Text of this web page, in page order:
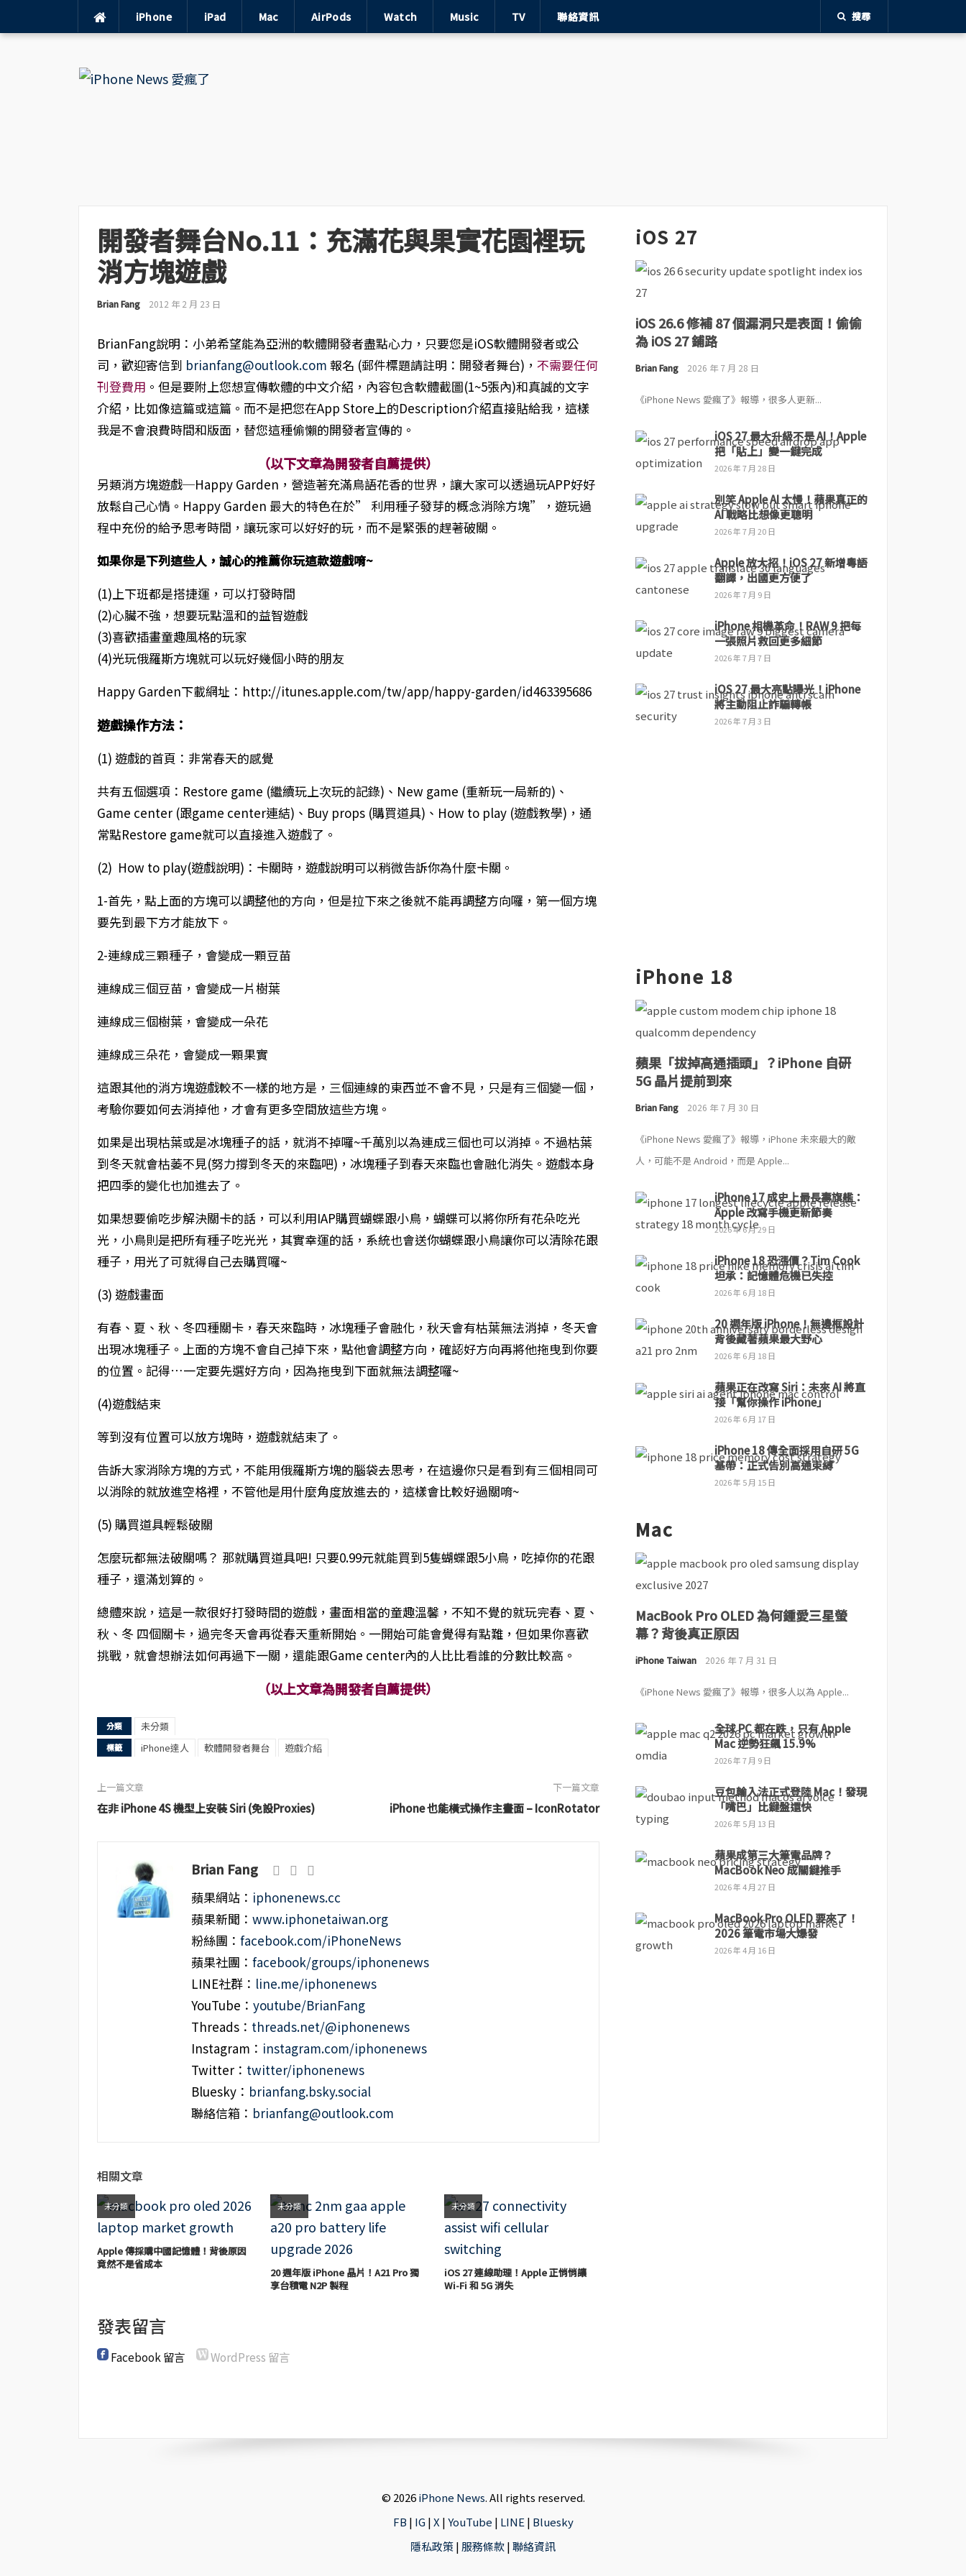
iPhone iPad Mac AirPods Watch Music TV 聯絡資訊 搜尋
開發者舞台No.11：充滿花與果實花園裡玩
消方塊遊戲
Brian Fang 2012 年 2 月 23 日
BrianFang說明：小弟希望能為亞洲的軟體開發者盡點心力，只要您是iOS軟體開發者或公
司，歡迎寄信到 brianfang@outlook.com 報名 (郵件標題請註明：開發者舞台)， 不需要任何
刊登費用 。但是要附上您想宣傳軟體的中文介紹，內容包含軟體截圖(1~5張內)和真誠的文字
介紹，比如像這篇或這篇。而不是把您在App Store上的Description介紹直接貼給我，這樣
我是不會浪費時間和版面，替您這種偷懶的開發者宣傳的。
（以下文章為開發者自薦提供）
另類消方塊遊戲─Happy Garden，營造著充滿鳥語花香的世界，讓大家可以透過玩APP好好
放鬆自己心情。Happy Garden 最大的特色在於” 利用種子發芽的概念消除方塊”，遊玩過
程中充份的給予思考時間，讓玩家可以好好的玩，而不是緊張的趕著破關。
如果你是下列這些人，誠心的推薦你玩這款遊戲唷~
(1)上下班都是搭捷運，可以打發時間
(2)心臟不強，想要玩點溫和的益智遊戲
(3)喜歡插畫童趣風格的玩家
(4)光玩俄羅斯方塊就可以玩好幾個小時的朋友
Happy Garden下載網址：http://itunes.apple.com/tw/app/happy-garden/id463395686
遊戲操作方法：
(1) 遊戲的首頁：非常春天的感覺
共有五個選項：Restore game (繼續玩上次玩的記錄)、New game (重新玩一局新的)、
Game center (跟game center連結)、Buy props (購買道具)、How to play (遊戲教學)，通
常點Restore game就可以直接進入遊戲了。
(2) How to play(遊戲說明)：卡關時，遊戲說明可以稍微告訴你為什麼卡關。
1-首先，點上面的方塊可以調整他的方向，但是拉下來之後就不能再調整方向囉，第一個方塊
要先到最下方才能放下。
2-連線成三顆種子，會變成一顆豆苗
連線成三個豆苗，會變成一片樹葉
連線成三個樹葉，會變成一朵花
連線成三朵花，會變成一顆果實
這跟其他的消方塊遊戲較不一樣的地方是，三個連線的東西並不會不見，只是有三個變一個，
考驗你要如何去消掉他，才會有更多空間放這些方塊。
如果是出現枯葉或是冰塊種子的話，就消不掉囉~千萬別以為連成三個也可以消掉。不過枯葉
到冬天就會枯萎不見(努力撐到冬天的來臨吧)，冰塊種子到春天來臨也會融化消失。遊戲本身
把四季的變化也加進去了。
如果想要偷吃步解決關卡的話，可以利用IAP購買蝴蝶跟小鳥，蝴蝶可以將你所有花朵吃光
光，小鳥則是把所有種子吃光光，其實幸運的話，系統也會送你蝴蝶跟小鳥讓你可以清除花跟
種子，用光了可就得自己去購買囉~
(3) 遊戲畫面
有春、夏、秋、冬四種關卡，春天來臨時，冰塊種子會融化，秋天會有枯葉無法消掉，冬天會
出現冰塊種子。上面的方塊不會自己掉下來，點他會調整方向，確認好方向再將他拖曳到你要
的位置。記得…一定要先選好方向，因為拖曳到下面就無法調整囉~
(4)遊戲結束
等到沒有位置可以放方塊時，遊戲就結束了。
告訴大家消除方塊的方式，不能用俄羅斯方塊的腦袋去思考，在這邊你只是看到有三個相同可
以消除的就放進空格裡，不管他是用什麼角度放進去的，這樣會比較好過關唷~
(5) 購買道具輕鬆破關
怎麼玩都無法破關嗎？ 那就購買道具吧! 只要0.99元就能買到5隻蝴蝶跟5小鳥，吃掉你的花跟
種子，還滿划算的。
總體來說，這是一款很好打發時間的遊戲，畫面相當的童趣溫馨，不知不覺的就玩完春、夏、
秋、冬 四個關卡，過完冬天會再從春天重新開始。一開始可能會覺得有點難，但如果你喜歡
挑戰，就會想辦法如何再過下一關，還能跟Game center內的人比比看誰的分數比較高。
（以上文章為開發者自薦提供）
分類 未分類
標籤 iPhone達人 軟體開發者舞台 遊戲介紹
上一篇文章
在非 iPhone 4S 機型上安裝 Siri (免設Proxies)
下一篇文章
iPhone 也能橫式操作主畫面 – IconRotator
Brian Fang
蘋果網站： iphonenews.cc
蘋果新聞： www.iphonetaiwan.org
粉絲團： facebook.com/iPhoneNews
蘋果社團： facebook/groups/iphonenews
LINE社群： line.me/iphonenews
YouTube： youtube/BrianFang
Threads： threads.net/@iphonenews
Instagram： instagram.com/iphonenews
Twitter： twitter/iphonenews
Bluesky： brianfang.bsky.social
聯絡信箱： brianfang@outlook.com
相關文章
未分類
Apple 傳採購中國記憶體！背後原因
竟然不是省成本
未分類
20 週年版 iPhone 晶片！A21 Pro 獨
享台積電 N2P 製程
未分類
iOS 27 連線助理！Apple 正悄悄讓
Wi-Fi 和 5G 消失
發表留言
Facebook 留言 WordPress 留言
iOS 27
iOS 26.6 修補 87 個漏洞只是表面！偷偷
為 iOS 27 鋪路
Brian Fang 2026 年 7 月 28 日
《iPhone News 愛瘋了》報導，很多人更新...
iOS 27 最大升級不是 AI！Apple
把「貼上」變一鍵完成
2026 年 7 月 28 日
別笑 Apple AI 太慢！蘋果真正的
AI 戰略比想像更聰明
2026 年 7 月 20 日
Apple 放大招！iOS 27 新增粵語
翻譯，出國更方便了
2026 年 7 月 9 日
iPhone 相機革命！RAW 9 把每
一張照片救回更多細節
2026 年 7 月 7 日
iOS 27 最大亮點曝光！iPhone
將主動阻止詐騙轉帳
2026 年 7 月 3 日
iPhone 18
蘋果「拔掉高通插頭」？iPhone 自研
5G 晶片提前到來
Brian Fang 2026 年 7 月 30 日
《iPhone News 愛瘋了》報導，iPhone 未來最大的敵
人，可能不是 Android，而是 Apple...
iPhone 17 成史上最長壽旗艦：
Apple 改寫手機更新節奏
2026 年 6 月 29 日
iPhone 18 恐漲價？Tim Cook
坦承：記憶體危機已失控
2026 年 6 月 18 日
20 週年版 iPhone！無邊框設計
背後藏著蘋果最大野心
2026 年 6 月 18 日
蘋果正在改寫 Siri：未來 AI 將直
接「幫你操作 iPhone」
2026 年 6 月 17 日
iPhone 18 傳全面採用自研 5G
基帶：正式告別高通束縛
2026 年 5 月 15 日
Mac
MacBook Pro OLED 為何鍾愛三星螢
幕？背後真正原因
iPhone Taiwan 2026 年 7 月 31 日
《iPhone News 愛瘋了》報導，很多人以為 Apple...
全球 PC 都在跌，只有 Apple
Mac 逆勢狂飆 15.9%
2026 年 7 月 9 日
豆包輸入法正式登陸 Mac！發現
「嘴巴」比鍵盤還快
2026 年 5 月 13 日
蘋果成第三大筆電品牌？
MacBook Neo 成關鍵推手
2026 年 4 月 27 日
MacBook Pro OLED 要來了！
2026 筆電市場大爆發
2026 年 4 月 16 日
© 2026iPhone News. All rights reserved.
FB | IG|X |YouTube | LINE | Bluesky
隱私政策| 服務條款|聯絡資訊